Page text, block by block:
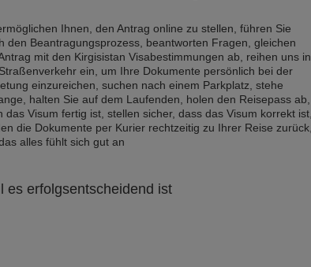
Ihnen, den Antrag online zu stellen, führen Sie
den Beantragungsprozess, beantworten Fragen, gleichen
mit den Kirgisistan Visabestimmungen ab, reihen uns in
ein, um Ihre Dokumente persönlich bei der
einzureichen, suchen nach einem Parkplatz, stehe
halten Sie auf dem Laufenden, holen den Reisepass ab,
das Visum fertig ist, stellen sicher, dass das Visum korrekt ist,
die Dokumente per Kurier rechtzeitig zu Ihrer Reise zurück,
alles fühlt sich gut an
es erfolgsentscheidend ist